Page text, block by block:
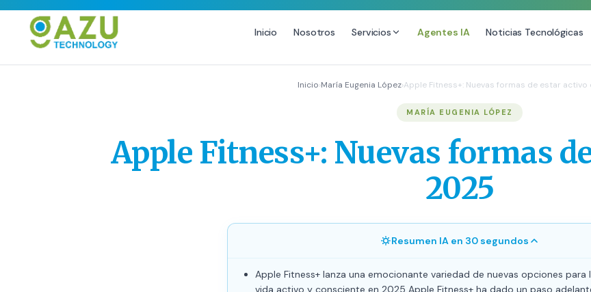
Inicio Nosotros Servicios Agentes IA Noticias Tecnológicas
Growth Youtube ↗
Diseño Web Premium
SEO
SEO
Inicio›María Eugenia López›Apple Fitness+: Nuevas formas de estar activo
MARÍA EUGENIA LÓPEZ
Apple Fitness+: Nuevas formas
2025
Resumen IA en 30 segundos
Apple Fitness+ lanza una emocionante variedad de nuevas opciones para
vida activo y consciente en 2025 Apple Fitness+ ha dado un paso